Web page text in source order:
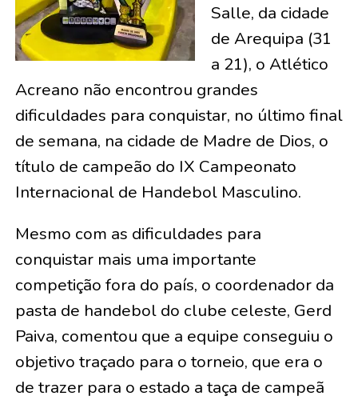
Salle, da cidade
de Arequipa (31
a 21), o Atlético
Acreano não encontrou grandes
dificuldades para conquistar, no último final
de semana, na cidade de Madre de Dios, o
título de campeão do IX Campeonato
Internacional de Handebol Masculino.
Mesmo com as dificuldades para
conquistar mais uma importante
competição fora do país, o coordenador da
pasta de handebol do clube celeste, Gerd
Paiva, comentou que a equipe conseguiu o
objetivo traçado para o torneio, que era o
de trazer para o estado a taça de campeã